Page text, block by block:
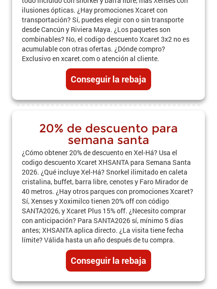
ilusiones ópticas. ¿Hay promociones Xcaret con
transportación? Sí, puedes elegir con o sin transporte
desde Cancún y Riviera Maya. ¿Los paquetes son
combinables? No, el codigo descuento Xcaret 3x2 no es
acumulable con otras ofertas. ¿Dónde compro?
Exclusivo en xcaret.com o atención al cliente.
Conseguir la rebaja
20% de descuento para
semana santa
¿Cómo obtener 20% de descuento en Xel-Há? Usa el
codigo descuento Xcaret XHSANTA para Semana Santa
2026. ¿Qué incluye Xel-Há? Snorkel ilimitado en caleta
cristalina, buffet, barra libre, cenotes y Faro Mirador de
40 metros. ¿Hay otros parques con promociones Xcaret?
Sí, Xenses y Xoximilco tienen 20% off con código
SANTA2026, y Xcaret Plus 15% off. ¿Necesito comprar
con anticipación? Para SANTA2026 sí, mínimo 5 días
antes; XHSANTA aplica directo. ¿La visita tiene fecha
límite? Válida hasta un año después de tu compra.
Conseguir la rebaja